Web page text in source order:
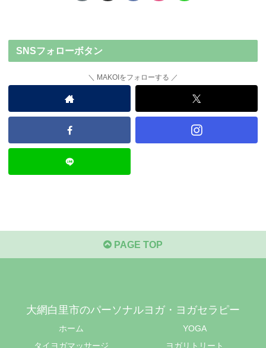
SNSフォローボタン
MAKOIをフォローする
PAGE TOP
大網白里市のパーソナルヨガ・ヨガセラピー
ホーム
YOGA
タイヨガマッサージ
ヨガリトリート